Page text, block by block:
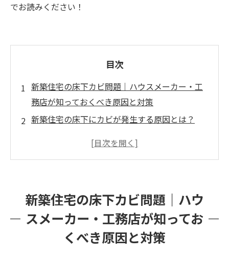
でお読みください！
目次
新築住宅の床下カビ問題｜ハウスメーカー・工
務店が知っておくべき原因と対策
新築住宅の床下にカビが発生する原因とは？
床下のカビは室内に臭いが上がるのか？
対応とエビデンス証明の重要性
まとめ｜床下のカビ問題を未然に防ぐために
新築住宅の床下カビ問題｜ハウ
スメーカー・工務店が知ってお
くべき原因と対策